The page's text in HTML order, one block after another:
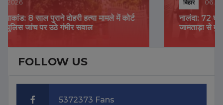
06 Aug 2026
नालंदा: 72 घंटे के अंदर सवा करोड़ की डकैती का खुलासा,
जामताड़ा से मुख्य सरगना समेत 4 गिरफ्तार
FOLLOW US
5372373 Fans